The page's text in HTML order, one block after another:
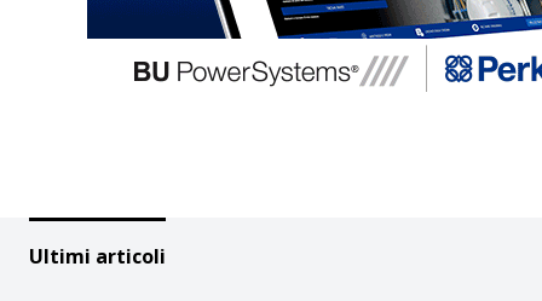
Ultimi articoli